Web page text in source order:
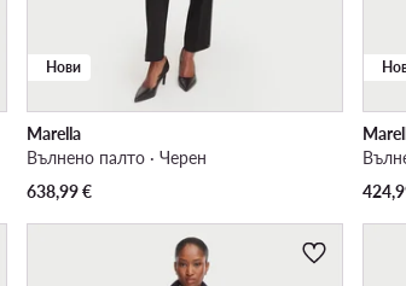
Нови
Marella
Вълнено палто · Черен
638,99€